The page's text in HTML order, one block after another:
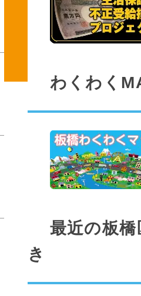
わくわく
最近の板橋
き